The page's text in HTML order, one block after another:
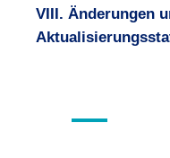
VIII. Änderungen